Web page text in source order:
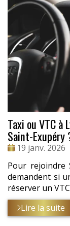
Taxi ou VTC à
Saint-Exupéry
Date
19 janv. 2026
Pour rejoindre
demandent si
réserver un
Lire la suite